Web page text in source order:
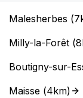
Malesherbes (
Milly-la-Forêt (
Boutigny-sur-
Maisse (4km)